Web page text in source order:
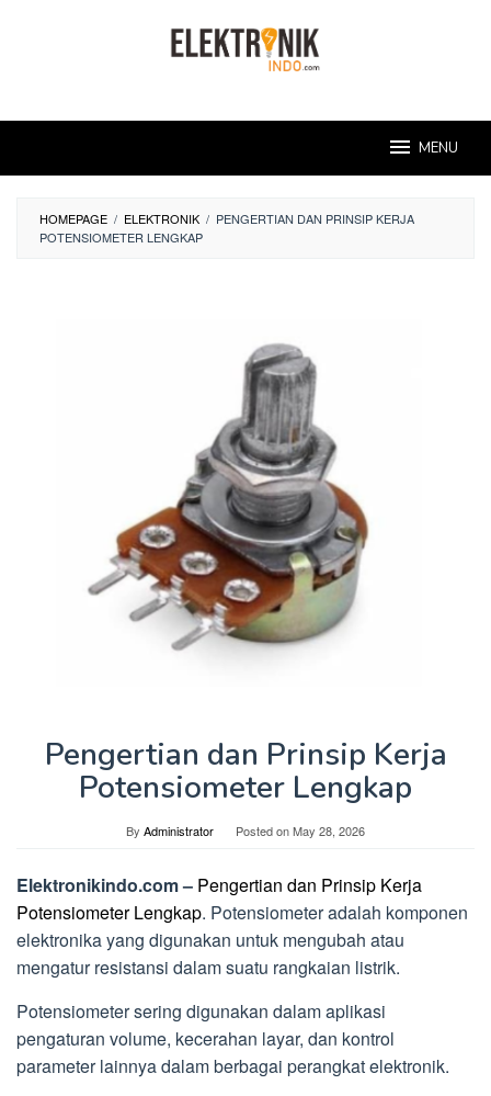
MENU
HOMEPAGE / ELEKTRONIK / PENGERTIAN DAN PRINSIP KERJA
POTENSIOMETER LENGKAP
Pengertian dan Prinsip Kerja
Potensiometer Lengkap
By Administrator Posted onMay 28, 2026
Elektronikindo.com – Pengertian dan Prinsip Kerja
Potensiometer Lengkap. Potensiometer adalah komponen
elektronika yang digunakan untuk mengubah atau
mengatur resistansi dalam suatu rangkaian listrik.
Potensiometer sering digunakan dalam aplikasi
pengaturan volume, kecerahan layar, dan kontrol
parameter lainnya dalam berbagai perangkat elektronik.